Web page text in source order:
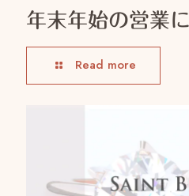
年末年始の営業
Read more